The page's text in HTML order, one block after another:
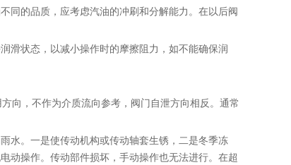
同的品质，应考虑汽油的冲刷和分解能力。在以后阀
滑状态，以减小操作时的摩擦阻力，如不能确保润
向，不作为介质流向参考，阀门自泄方向相反。通常
水。一是使传动机构或传动轴套生锈，二是冬季冻
动操作。传动部件损坏，手动操作也无法进行。在超